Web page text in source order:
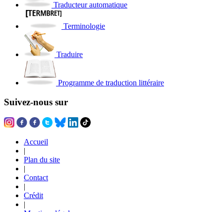
Traducteur automatique
Terminologie
Traduire
Programme de traduction littéraire
Suivez-nous sur
Accueil
|
Plan du site
|
Contact
|
Crédit
|